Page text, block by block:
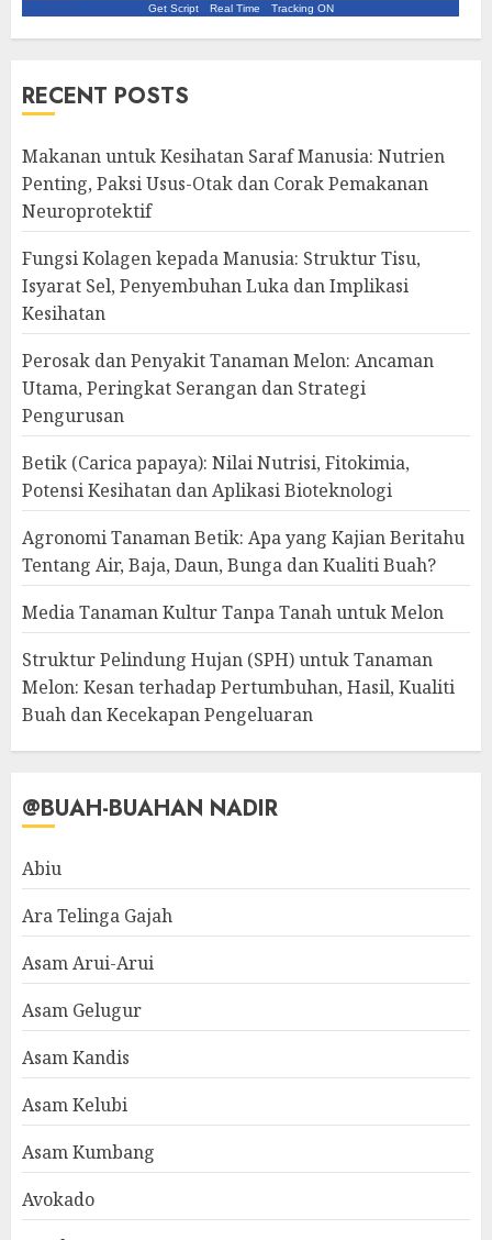
Get Script Real Time Tracking ON
RECENT POSTS
Makanan untuk Kesihatan Saraf Manusia: Nutrien
Penting, Paksi Usus-Otak dan Corak Pemakanan
Neuroprotektif
Fungsi Kolagen kepada Manusia: Struktur Tisu,
Isyarat Sel, Penyembuhan Luka dan Implikasi
Kesihatan
Perosak dan Penyakit Tanaman Melon: Ancaman
Utama, Peringkat Serangan dan Strategi
Pengurusan
Betik (Carica papaya): Nilai Nutrisi, Fitokimia,
Potensi Kesihatan dan Aplikasi Bioteknologi
Agronomi Tanaman Betik: Apa yang Kajian Beritahu
Tentang Air, Baja, Daun, Bunga dan Kualiti Buah?
Media Tanaman Kultur Tanpa Tanah untuk Melon
Struktur Pelindung Hujan (SPH) untuk Tanaman
Melon: Kesan terhadap Pertumbuhan, Hasil, Kualiti
Buah dan Kecekapan Pengeluaran
@BUAH-BUAHAN NADIR
Abiu
Ara Telinga Gajah
Asam Arui-Arui
Asam Gelugur
Asam Kandis
Asam Kelubi
Asam Kumbang
Avokado